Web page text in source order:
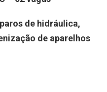
de hidráulica,
de aparelhos